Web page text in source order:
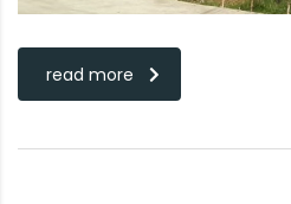
read more